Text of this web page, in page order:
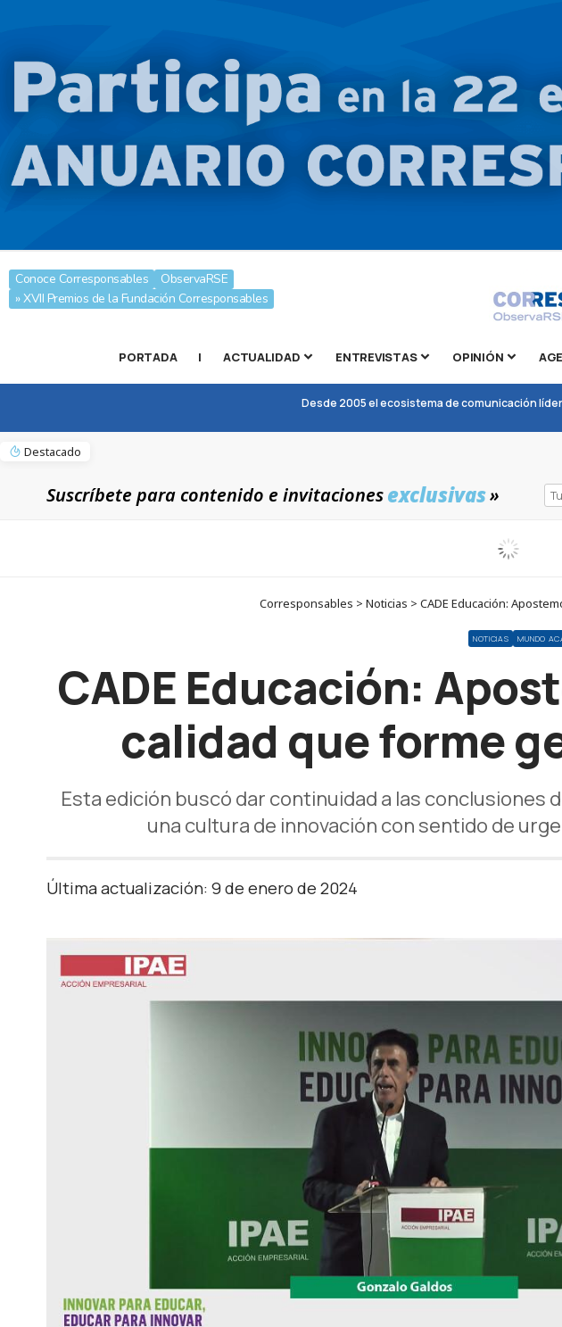
Conoce Corresponsables
ObservaRSE
» XVII Premios de la Fundación Corresponsables
PORTADA | ACTUALIDAD ENTREVISTAS OPINIÓN
Desde 2005 el ecosistema de comunicación líder
Destacado
Suscríbete para contenido e invitacionesexclusivas»
Corresponsables > Noticias > CADE Educación:
NOTICIAS MUNDO
CADE Educación:
calidad que forme
Esta edición buscó dar continuidad a las
una cultura de innovación con sentido de
Última actualización: 9 de enero de 2024